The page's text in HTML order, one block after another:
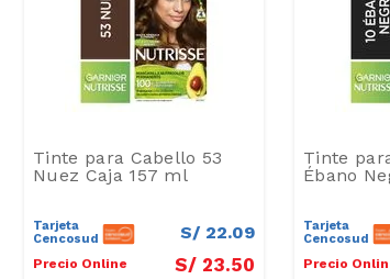
Tinte para Cabello 53
Nuez Caja 157 ml
Tarjeta
Cencosud
S/ 22.09
Precio Online S/ 23.50
Tinte
Ébano
Tarjeta
Cencosud
Precio